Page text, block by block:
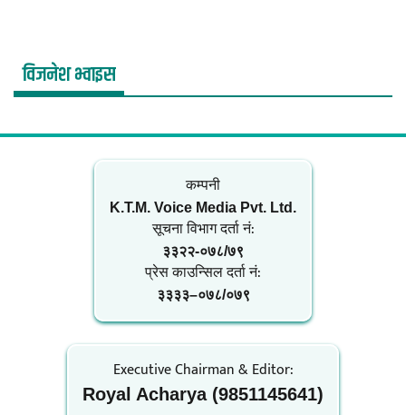
विजनेश भ्वाइस
कम्पनी
K.T.M. Voice Media Pvt. Ltd.
सूचना विभाग दर्ता नं‍:
३३२२-०७८/७९
प्रेस काउन्सिल दर्ता नं‍:
३३३३–०७८/०७९
Executive Chairman & Editor:
Royal Acharya (9851145641)